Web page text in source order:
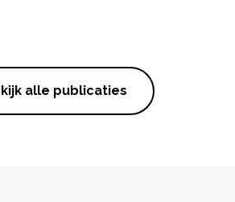
alle publicaties